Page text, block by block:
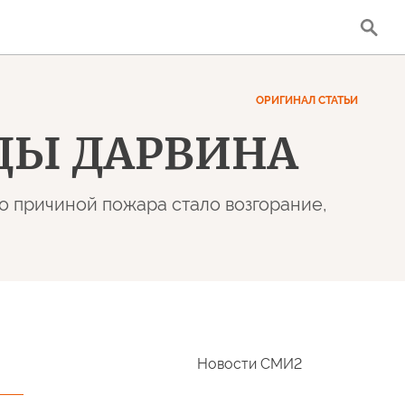
ОРИГИНАЛ СТАТЬИ
ДАРВИНА
пожара стало возгорание,
Новости СМИ2